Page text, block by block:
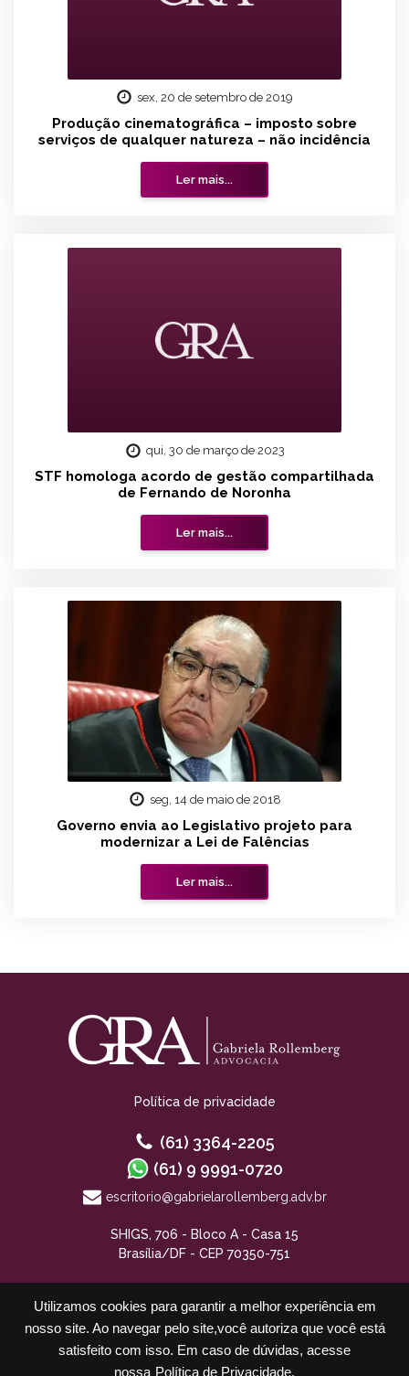
Utilizamos cookies para garantir a melhor experiência em
nosso site. Ao navegar pelo site,você autoriza que você está
satisfeito com isso. Em caso de dúvidas, acesse
nossa Política de Privacidade.
sex, 20 de setembro de 2019
Produção cinematográfica – imposto sobre
serviços de qualquer natureza – não incidência
Ler mais...
qui, 30 de março de 2023
STF homologa acordo de gestão compartilhada
de Fernando de Noronha
Ler mais...
seg, 14 de maio de 2018
Governo envia ao Legislativo projeto para
modernizar a Lei de Falências
Ler mais...
Política de privacidade
(61) 3364-2205
(61) 9 9991-0720
escritorio@gabrielarollemberg.adv.br
SHIGS, 706 - Bloco A - Casa 15
Brasília/DF - CEP 70350-751